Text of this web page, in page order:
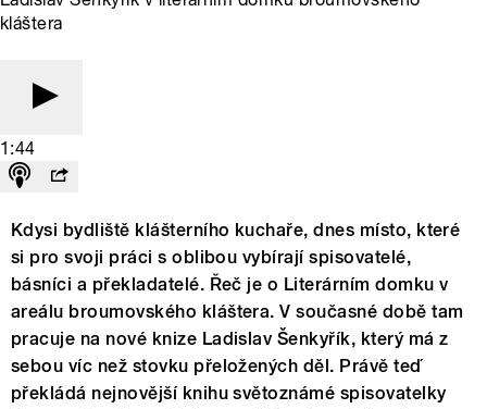
kláštera
1:44
Kdysi bydliště klášterního kuchaře, dnes místo, které
si pro svoji práci s oblibou vybírají spisovatelé,
básníci a překladatelé. Řeč je o Literárním domku v
areálu broumovského kláštera. V současné době tam
pracuje na nové knize Ladislav Šenkyřík, který má z
sebou víc než stovku přeložených děl. Právě teď
překládá nejnovější knihu světoznámé spisovatelky